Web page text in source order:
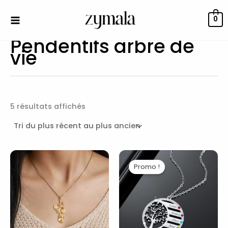
0
Pendentifs arbre de
vie
5 résultats affichés
plus
récent
au
plus
ancien
Promo !
prix
initial
Le
prix
actuel
est :
39,99€.